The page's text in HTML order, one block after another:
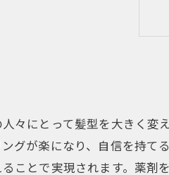
々にとって髪型を大きく変
グが楽になり、自信を持て
ことで実現されます。薬剤